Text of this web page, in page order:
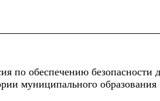
по обеспечению безопасности
муниципального образования